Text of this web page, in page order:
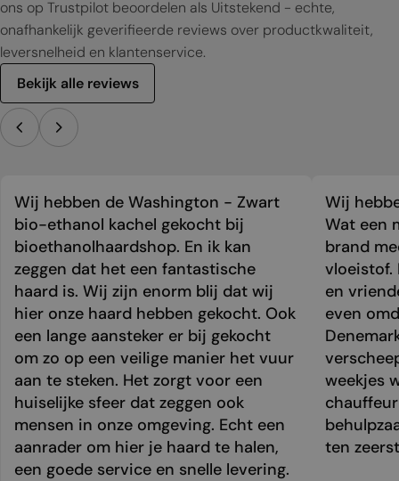
ons op Trustpilot beoordelen als Uitstekend - echte,
onafhankelijk geverifieerde reviews over productkwaliteit,
leversnelheid en klantenservice.
Bekijk alle reviews
Wij hebben de Washington - Zwart
bio-ethanol kachel gekocht bij
bioethanolhaardshop. En ik kan
zeggen dat het een fantastische
haard is. Wij zijn enorm blij dat wij
hier onze haard hebben gekocht. Ook
een lange aansteker er bij gekocht
om zo op een veilige manier het vuur
aan te steken. Het zorgt voor een
huiselijke sfeer dat zeggen ook
mensen in onze omgeving. Echt een
aanrader om hier je haard te halen,
een goede service en snelle levering.
Wij
Wat een
brand
vloeistof.
en
even
weekjes
ten